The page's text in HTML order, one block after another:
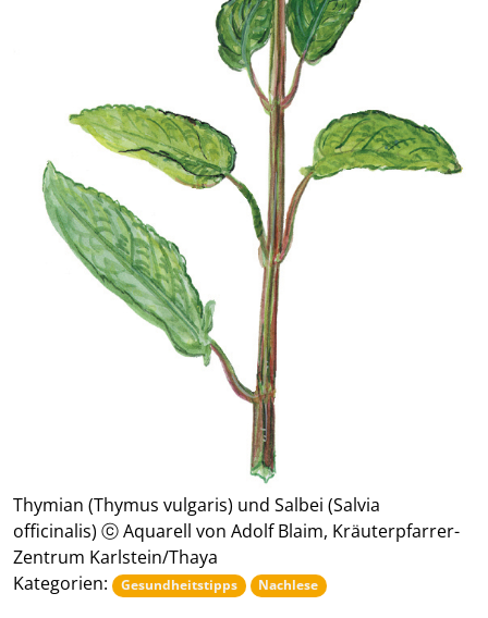
Thymian (Thymus vulgaris) und Salbei (Salvia
officinalis) ⓒ Aquarell von Adolf Blaim, Kräuterpfarrer-
Zentrum Karlstein/Thaya
Kategorien:
Gesundheitstipps Nachlese